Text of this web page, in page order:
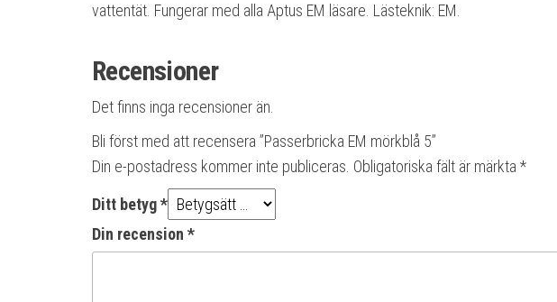
vattentät. Fungerar med alla Aptus EM läsare. Lästeknik: EM.
Recensioner
Det finns inga recensioner än.
Bli först med att recensera ”Passerbricka EM mörkblå 5”
Din e-postadress kommer inte publiceras. Obligatoriska fält är märkta *
Ditt betyg*
Din recension *